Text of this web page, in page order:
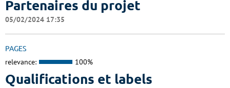
Partenaires du projet
05/02/2024 17:35
PAGES
relevance: 100%
Qualifications et labels